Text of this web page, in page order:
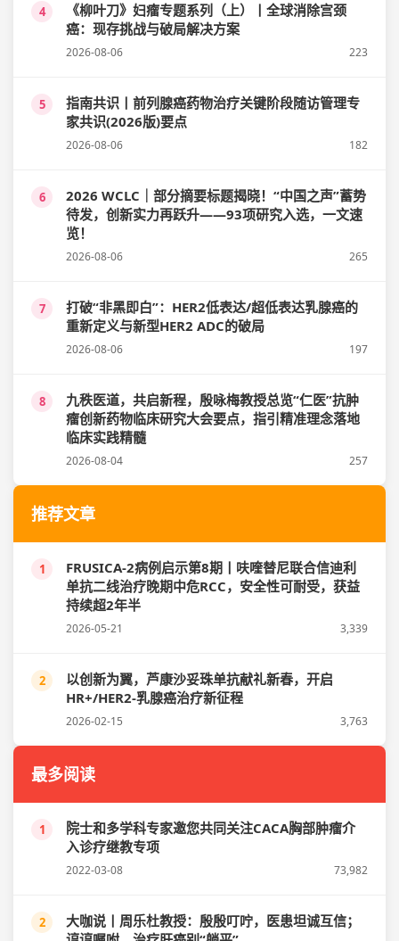
4
《柳叶刀》妇瘤专题系列（上）丨全球消除宫颈
癌：现存挑战与破局解决方案
2026-08-06 223
5
指南共识丨前列腺癌药物治疗关键阶段随访管理专
家共识(2026版)要点
2026-08-06 182
6
2026 WCLC｜部分摘要标题揭晓！“中国之声”蓄势
待发，创新实力再跃升——93项研究入选，一文速
览！
2026-08-06 265
7
打破“非黑即白”：HER2低表达/超低表达乳腺癌的
重新定义与新型HER2 ADC的破局
2026-08-06 197
8
九秩医道，共启新程，殷咏梅教授总览“仁医”抗肿
瘤创新药物临床研究大会要点，指引精准理念落地
临床实践精髓
2026-08-04 257
推荐文章
1
FRUSICA-2病例启示第8期丨呋喹替尼联合信迪利
单抗二线治疗晚期中危RCC，安全性可耐受，获益
持续超2年半
2026-05-21 3,339
2
以创新为翼，芦康沙妥珠单抗献礼新春，开启
HR+/HER2-乳腺癌治疗新征程
2026-02-15 3,763
最多阅读
1
院士和多学科专家邀您共同关注CACA胸部肿瘤介
入诊疗继教专项
2022-03-08 73,982
2
大咖说丨周乐杜教授：殷殷叮咛，医患坦诚互信；